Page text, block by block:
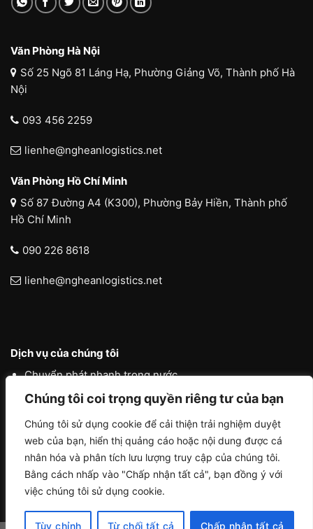
Chúng tôi coi trọng quyền riêng tư của bạn
Chúng tôi sử dụng cookie để cải thiện trải nghiệm duyệt
web của bạn, hiển thị quảng cáo hoặc nội dung được cá
nhân hóa và phân tích lưu lượng truy cập của chúng tôi.
Bằng cách nhấp vào "Chấp nhận tất cả", bạn đồng ý với
việc chúng tôi sử dụng cookie.
Tùy chỉnh Từ chối tất cả Chấp nhận tất cả
Văn Phòng Hà Nội
Số 25 Ngõ 81 Láng Hạ, Phường Giảng Võ, Thành phố Hà
Nội
093 456 2259
lienhe@ngheanlogistics.net
Văn Phòng Hồ Chí Minh
Số 87 Đường A4 (K300), Phường Bảy Hiền, Thành phố
Hồ Chí Minh
090 226 8618
lienhe@ngheanlogistics.net
Dịch vụ của chúng tôi
Chuyển phát nhanh trong nước
Chuyển phát nhanh quốc tế
Liên vận quốc tế
Logistics vận tải nội địa